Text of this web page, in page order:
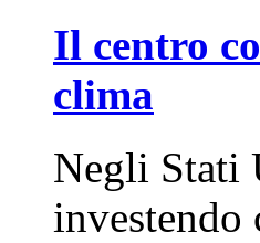
Il centro
clima
Negli Stati